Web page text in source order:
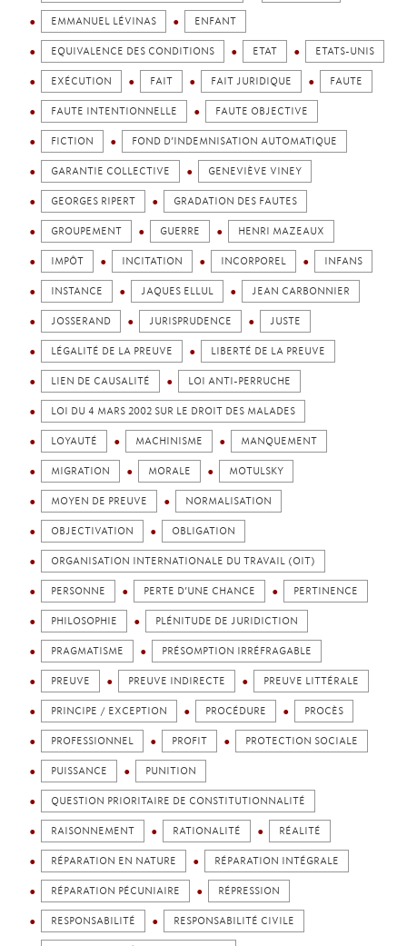
EMMANUEL LÉVINAS ENFANT
EQUIVALENCE DES CONDITIONS ETAT ETATS-UNIS
EXÉCUTION FAIT FAIT JURIDIQUE FAUTE
FAUTE INTENTIONNELLE FAUTE OBJECTIVE
FICTION FOND D’INDEMNISATION AUTOMATIQUE
GARANTIE COLLECTIVE GENEVIÈVE VINEY
GEORGES RIPERT GRADATION DES FAUTES
GROUPEMENT GUERRE HENRI MAZEAUX
IMPÔT INCITATION INCORPOREL INFANS
INSTANCE JAQUES ELLUL JEAN CARBONNIER
JOSSERAND JURISPRUDENCE JUSTE
LÉGALITÉ DE LA PREUVE LIBERTÉ DE LA PREUVE
LIEN DE CAUSALITÉ LOI ANTI-PERRUCHE
LOI DU 4 MARS 2002 SUR LE DROIT DES MALADES
LOYAUTÉ MACHINISME MANQUEMENT
MIGRATION MORALE MOTULSKY
MOYEN DE PREUVE NORMALISATION
OBJECTIVATION OBLIGATION
ORGANISATION INTERNATIONALE DU TRAVAIL (OIT)
PERSONNE PERTE D’UNE CHANCE PERTINENCE
PHILOSOPHIE PLÉNITUDE DE JURIDICTION
PRAGMATISME PRÉSOMPTION IRRÉFRAGABLE
PREUVE PREUVE INDIRECTE PREUVE LITTÉRALE
PRINCIPE / EXCEPTION PROCÉDURE PROCÈS
PROFESSIONNEL PROFIT PROTECTION SOCIALE
PUISSANCE PUNITION
QUESTION PRIORITAIRE DE CONSTITUTIONNALITÉ
RAISONNEMENT RATIONALITÉ RÉALITÉ
RÉPARATION EN NATURE RÉPARATION INTÉGRALE
RÉPARATION PÉCUNIAIRE RÉPRESSION
RESPONSABILITÉ RESPONSABILITÉ CIVILE